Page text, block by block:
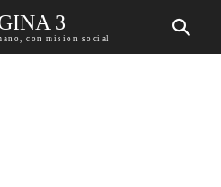
3
con mision social